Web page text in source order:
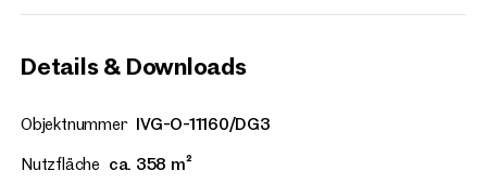
Details & Downloads
Objektnummer IVG-O-11160/DG3
Nutzfläche ca. 358 m²